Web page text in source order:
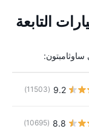
التابعة
9.2
(11503)
8.8
(10695)